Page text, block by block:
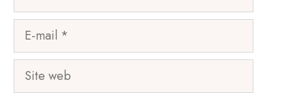
mail
Site
web